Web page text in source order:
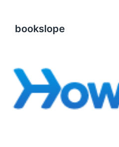
bookslope